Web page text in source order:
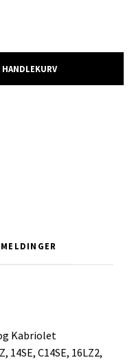
HANDLEKURV
Kabriolet
14SE, C14SE, 16LZ2,